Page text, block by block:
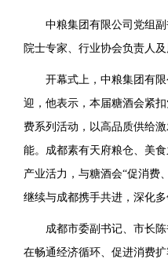
中粮集团有限公司党组
院士专家、行业协会负责人
开幕式上，中粮集团有
迎，他表示，本届糖酒会紧
费系列活动，以高品质供给
能。成都素有天府粮仓、美
产业活力，与糖酒会“促消费
继续与成都携手共进，深化
成都市委副书记、市长
在畅通经济循环、促进消费